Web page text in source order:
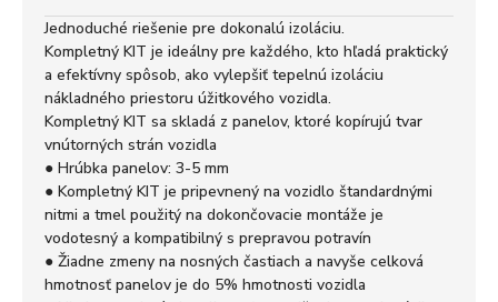
Jednoduché riešenie pre dokonalú izoláciu.
Kompletný KIT je ideálny pre každého, kto hľadá praktický
a efektívny spôsob, ako vylepšiť tepelnú izoláciu
nákladného priestoru úžitkového vozidla.
Kompletný KIT sa skladá z panelov, ktoré kopírujú tvar
vnútorných strán vozidla
● Hrúbka panelov: 3-5 mm
● Kompletný KIT je pripevnený na vozidlo štandardnými
nitmi a tmel použitý na dokončovacie montáže je
vodotesný a kompatibilný s prepravou potravín
● Žiadne zmeny na nosných častiach a navyše celková
hmotnosť panelov je do 5% hmotnosti vozidla